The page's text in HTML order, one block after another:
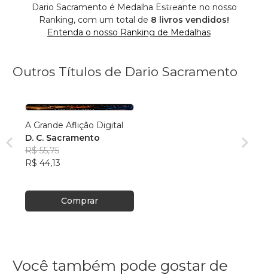
Dario Sacramento é Medalha Estreante no nosso
Ranking, com um total de 8 livros vendidos!
Entenda o nosso Ranking de Medalhas
Outros Títulos de Dario Sacramento
A Grande Aflição Digital
D. C. Sacramento
R$ 55,75
R$ 44,13
Comprar
Você também pode gostar de